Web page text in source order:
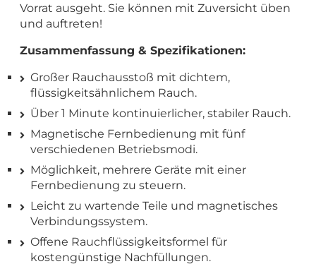
Vorrat ausgeht. Sie können mit Zuversicht üben
und auftreten!
Zusammenfassung & Spezifikationen:
Großer Rauchausstoß mit dichtem,
flüssigkeitsähnlichem Rauch.
Über 1 Minute kontinuierlicher, stabiler Rauch.
Magnetische Fernbedienung mit fünf
verschiedenen Betriebsmodi.
Möglichkeit, mehrere Geräte mit einer
Fernbedienung zu steuern.
Leicht zu wartende Teile und magnetisches
Verbindungssystem.
Offene Rauchflüssigkeitsformel für
kostengünstige Nachfüllungen.